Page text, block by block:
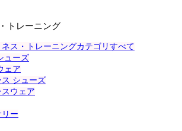
トレーニング
ネス・トレーニングカテゴリすべて
ューズ
ェア
ス シューズ
スウェア
ー